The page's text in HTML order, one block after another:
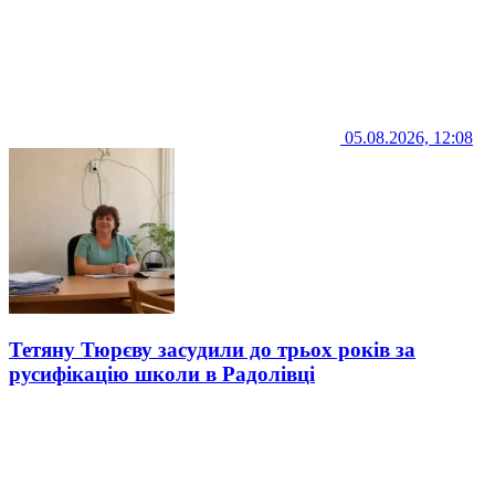
05.08.2026, 12:08
Тетяну Тюрєву засудили до трьох років за
русифікацію школи в Радолівці